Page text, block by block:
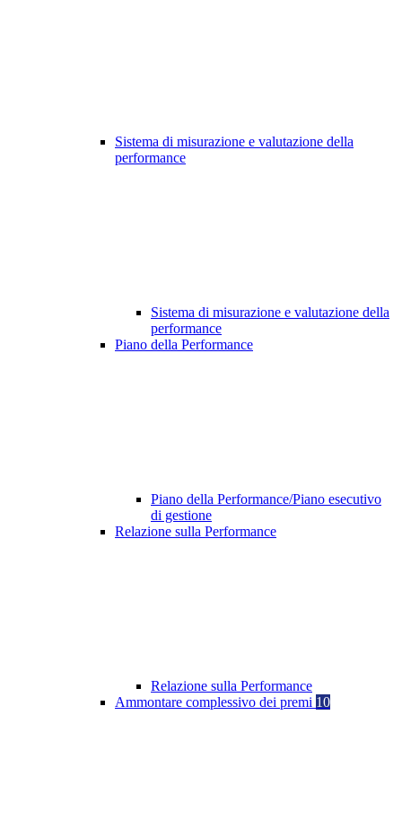
Sistema di misurazione e valutazione della
performance
Sistema di misurazione e valutazione della
performance
Piano della Performance
Piano della Performance/Piano esecutivo
di gestione
Relazione sulla Performance
Relazione sulla Performance
Ammontare complessivo dei premi 10